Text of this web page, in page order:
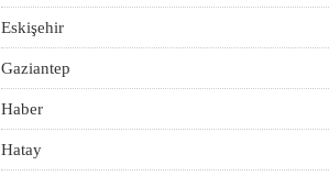
Eskişehir
Gaziantep
Haber
Hatay